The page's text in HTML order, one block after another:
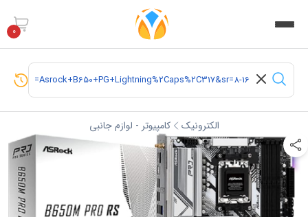
0
الکترونیک کامپیوتر - لوازم جانبی